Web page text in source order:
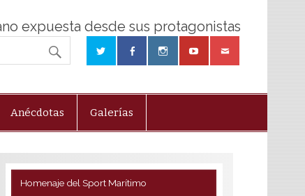
expuesta desde sus protagonistas
Anécdotas Galerías
Homenaje del Sport Marítimo